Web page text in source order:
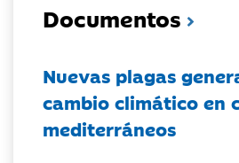
Documentos
Nuevas plagas
cambio climático en
mediterráneos